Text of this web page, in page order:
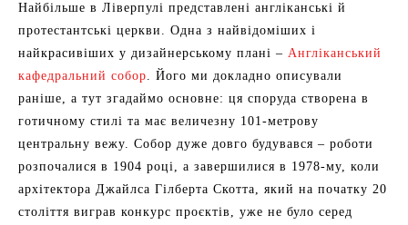
Найбільше в Ліверпулі представлені англіканські й
протестантські церкви. Одна з найвідоміших і
найкрасивіших у дизайнерському плані – Англіканський
кафедральний собор. Його ми докладно описували
раніше, а тут згадаймо основне: ця споруда створена в
готичному стилі та має величезну 101-метрову
центральну вежу. Собор дуже довго будувався – роботи
розпочалися в 1904 році, а завершилися в 1978-му, коли
архітектора Джайлса Гілберта Скотта, який на початку 20
століття виграв конкурс проєктів, уже не було серед